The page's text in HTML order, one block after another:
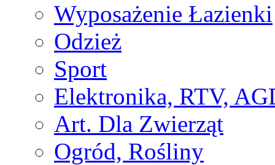
Wyposażenie Łazienki
Odzież
Sport
Elektronika, RTV,
Art. Dla Zwierząt
Ogród, Rośliny